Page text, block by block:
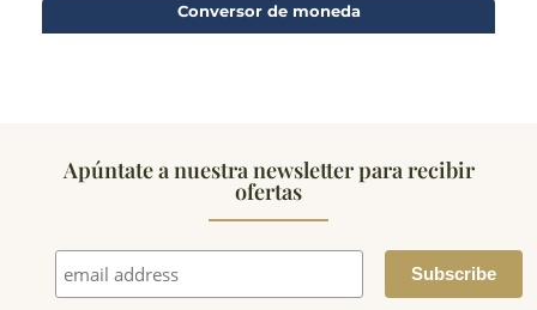
Conversor de moneda
Apúntate a nuestra newsletter para recibir
ofertas